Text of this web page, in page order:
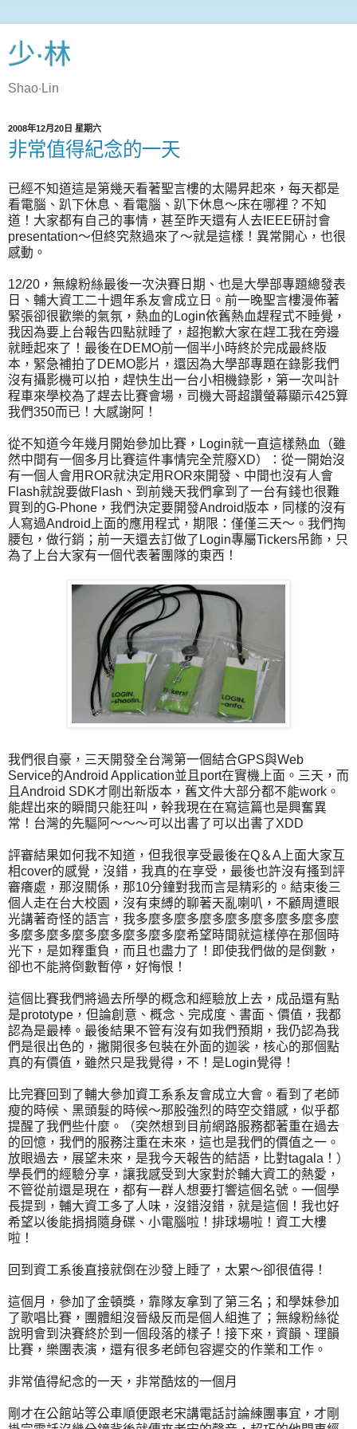
少‧林
Shao‧Lin
2008年12月20日 星期六
非常值得紀念的一天
已經不知道這是第幾天看著聖言樓的太陽昇起來，每天都是
看電腦、趴下休息、看電腦、趴下休息～床在哪裡？不知
道！大家都有自己的事情，甚至昨天還有人去IEEE研討會
presentation～但終究熬過來了～就是這樣！異常開心，也很
感動。
12/20，無線粉絲最後一次決賽日期、也是大學部專題總發表
日、輔大資工二十週年系友會成立日。前一晚聖言樓漫佈著
緊張卻很歡樂的氣氛，熱血的Login依舊熱血趕程式不睡覺，
我因為要上台報告四點就睡了，超抱歉大家在趕工我在旁邊
就睡起來了！最後在DEMO前一個半小時終於完成最終版
本，緊急補拍了DEMO影片，還因為大學部專題在錄影我們
沒有攝影機可以拍，趕快生出一台小相機錄影，第一次叫計
程車來學校為了趕去比賽會場，司機大哥超讚螢幕顯示425算
我們350而已！大感謝阿！
從不知道今年幾月開始參加比賽，Login就一直這樣熱血（雖
然中間有一個多月比賽這件事情完全荒廢XD）：從一開始沒
有一個人會用ROR就決定用ROR來開發、中間也沒有人會
Flash就說要做Flash、到前幾天我們拿到了一台有錢也很難
買到的G-Phone，我們決定要開發Android版本，同樣的沒有
人寫過Android上面的應用程式，期限：僅僅三天～。我們掏
腰包，做行銷；前一天還去訂做了Login專屬Tickers吊飾，只
為了上台大家有一個代表著團隊的東西！
我們很自豪，三天開發全台灣第一個結合GPS與Web
Service的Android Application並且port在實機上面。三天，而
且Android SDK才剛出新版本，舊文件大部分都不能work。
能趕出來的瞬間只能狂叫，幹我現在在寫這篇也是興奮異
常！台灣的先驅阿～～～可以出書了可以出書了XDD
評審結果如何我不知道，但我很享受最後在Q＆A上面大家互
相cover的感覺，沒錯，我真的在享受，最後也許沒有搔到評
審癢處，那沒關係，那10分鐘對我而言是精彩的。結束後三
個人走在台大校園，沒有束縛的聊著天亂喇叭，不顧周遭眼
光講著奇怪的語言，我多麼多麼多麼多麼多麼多麼多麼多麼
多麼多麼多麼多麼多麼多麼多麼希望時間就這樣停在那個時
光下，是如釋重負，而且也盡力了！即使我們做的是倒數，
卻也不能將倒數暫停，好悔恨！
這個比賽我們將過去所學的概念和經驗放上去，成品還有點
是prototype，但論創意、概念、完成度、書面、價值，我都
認為是最棒。最後結果不管有沒有如我們預期，我仍認為我
們是很出色的，撇開很多包裝在外面的迦裟，核心的那個點
真的有價值，雖然只是我覺得，不！是Login覺得！
比完賽回到了輔大參加資工系系友會成立大會。看到了老師
瘦的時候、黑頭髮的時候～那股強烈的時空交錯感，似乎都
提醒了我們些什麼。（突然想到目前網路服務都著重在過去
的回憶，我們的服務注重在未來，這也是我們的價值之一。
放眼過去，展望未來，是我今天報告的結語，比對tagala！）
學長們的經驗分享，讓我感受到大家對於輔大資工的熱愛，
不管從前還是現在，都有一群人想要打響這個名號。一個學
長提到，輔大資工多了人味，沒錯沒錯，就是這個！我也好
希望以後能捐捐隨身碟、小電腦啦！排球場啦！資工大樓
啦！
回到資工系後直接就倒在沙發上睡了，太累～卻很值得！
這個月，參加了金頓獎，靠隊友拿到了第三名；和學妹參加
了歌唱比賽，團體組沒晉級反而是個人組進了；無線粉絲從
說明會到決賽終於到一個段落的樣子！接下來，資韻、理韻
比賽，樂團表演，還有很多老師包容遲交的作業和工作。
非常值得紀念的一天，非常酷炫的一個月
剛才在公館站等公車順便跟老宋講電話討論練團事宜，才剛